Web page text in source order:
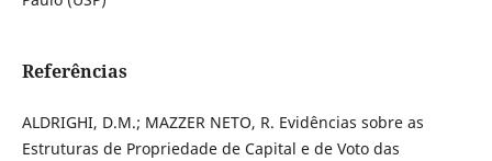
Referências
ALDRIGHI, D.M.; MAZZER NETO, R. Evidências sobre as
Estruturas de Propriedade de Capital e de Voto das